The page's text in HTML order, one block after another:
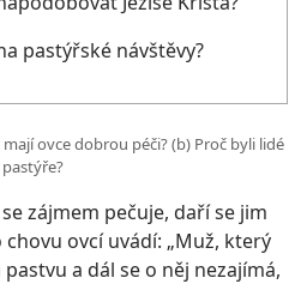
pastýřské návštěvy?
ovce dobrou péči? (b) Proč byli lidé
zájmem pečuje, daří se jim
ovcí uvádí: „Muž, který
a dál se o něj nezajímá,